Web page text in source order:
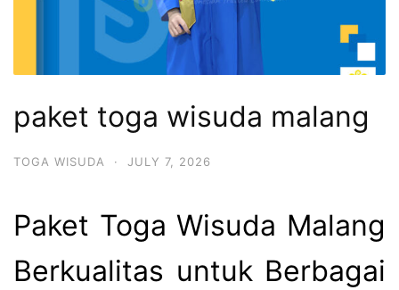
paket toga wisuda malang
TOGA WISUDA · JULY 7, 2026
Paket Toga Wisuda Malang
Berkualitas untuk Berbagai